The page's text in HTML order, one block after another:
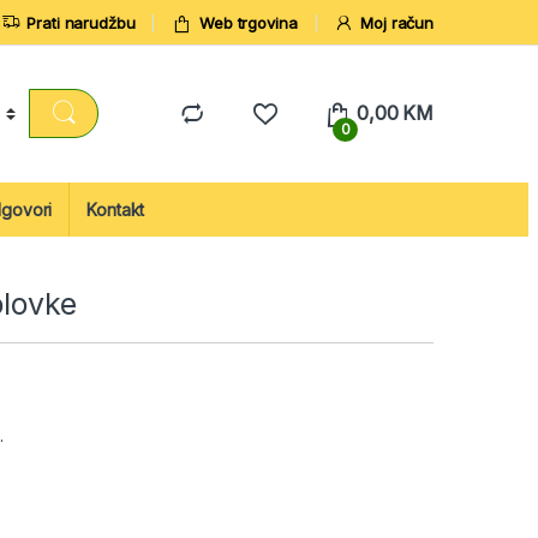
Prati narudžbu Web trgovina Moj račun
0
0,00 KM
Kontakt